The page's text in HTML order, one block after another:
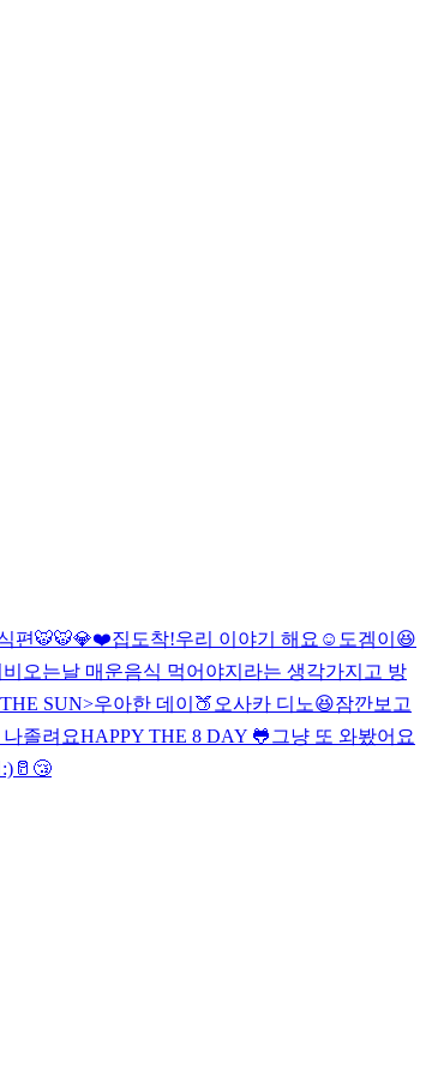
편🐯🐯💎❤️집도착!우리 이야기 해요☺️ 도겜이😆
비오는날 매운음식 먹어야지라는 생각가지고 방
SUN>우아한 데이🍑 오사카 디노😆잠깐보고
졸려요HAPPY THE 8 DAY 🐸 그냥 또 와봤어요
:) 🥛😴